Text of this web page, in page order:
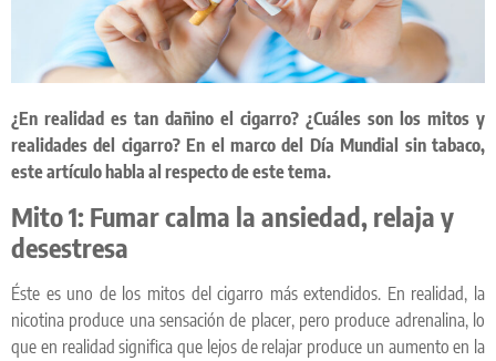
¿En realidad es tan dañino el cigarro? ¿Cuáles son los mitos y
realidades del cigarro? En el marco del Día Mundial sin tabaco,
este artículo habla al respecto de este tema.
Mito 1: Fumar calma la ansiedad, relaja y
desestresa
Éste es uno de los mitos del cigarro más extendidos. En realidad, la
nicotina produce una sensación de placer, pero produce adrenalina, lo
que en realidad significa que lejos de relajar produce un aumento en la